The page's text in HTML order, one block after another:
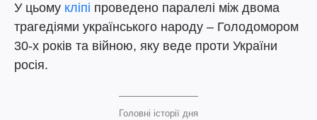
У цьому кліпі проведено паралелі між двома
трагедіями українського народу – Голодомором
30-х років та війною, яку веде проти України
росія.
Головні історії дня